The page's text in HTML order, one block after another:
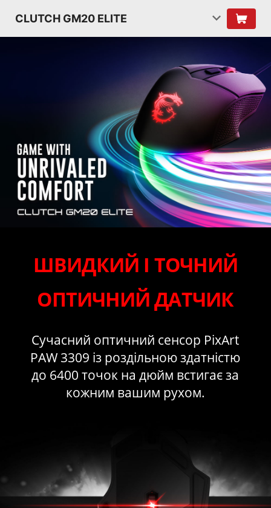
CLUTCH GM20 ELITE
ШВИДКИЙ І ТОЧНИЙ
ОПТИЧНИЙ ДАТЧИК
Сучасний оптичний сенсор PixArt
PAW 3309 із роздільною здатністю
до 6400 точок на дюйм встигає за
кожним вашим рухом.